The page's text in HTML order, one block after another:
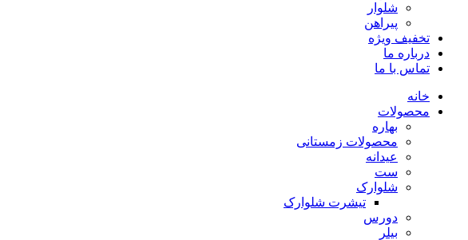
شلوار
پیراهن
تخفیف ویژه
درباره ما
تماس با ما
خانه
محصولات
بهاره
محصولات زمستانی
عیدانه
ست
شلوارک
تیشرت شلوارک
دورس
بیلر